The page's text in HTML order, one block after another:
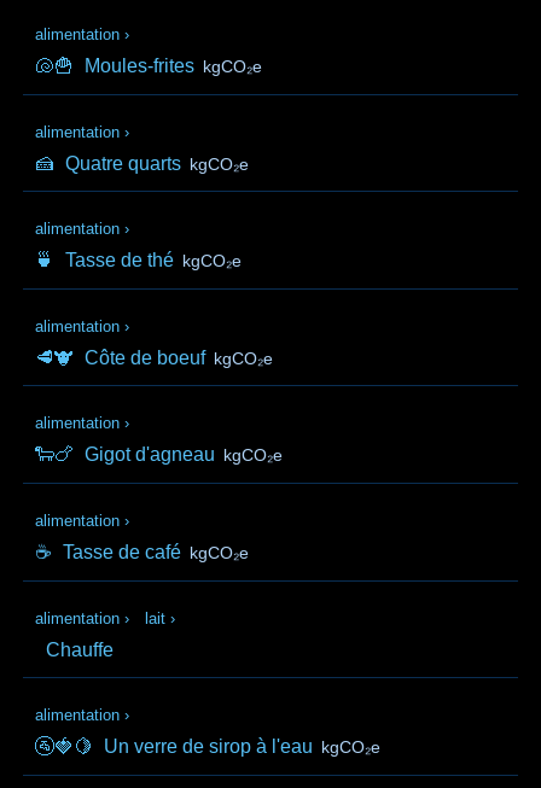
alimentation ›
🐚🍟 Moules-frites kgCO₂e
alimentation ›
🍰 Quatre quarts kgCO₂e
alimentation ›
🍵 Tasse de thé kgCO₂e
alimentation ›
🥩🐮 Côte de boeuf kgCO₂e
alimentation ›
🐑🍗 Gigot d'agneau kgCO₂e
alimentation ›
☕ Tasse de café kgCO₂e
alimentation › lait ›
Chauffe
alimentation ›
🚰🍓🍋 Un verre de sirop à l'eau kgCO₂e